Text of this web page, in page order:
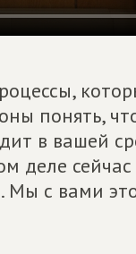
понять,
в вашей
деле сейчас
Мы с вами